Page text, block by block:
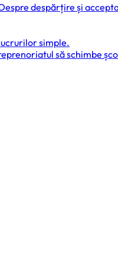
despărțire și
simple.
să schimbe